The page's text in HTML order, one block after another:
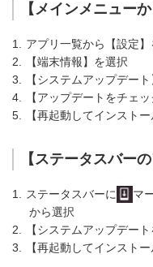
【メインメニュー
1.
アプリ一覧から【設定】
2.
【端末情報】を選択
3.
【システムアップデー
4.
【アップデートをチェ
5.
【再起動してインスト
【ステータスバー
1. ステータスバーに
マ
から選択
2.
【システムアップデー
3.
【再起動してインスト